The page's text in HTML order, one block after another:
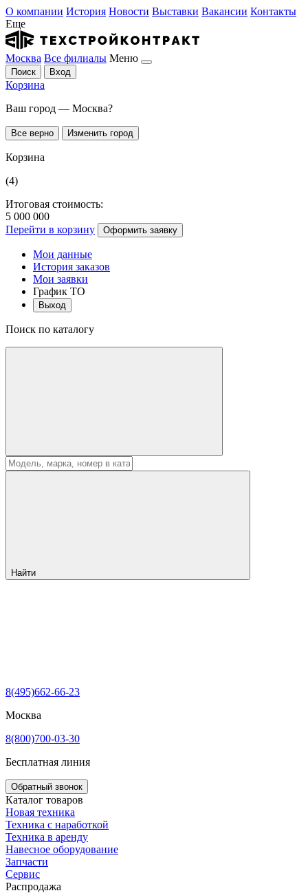
О компании История Новости Выставки Вакансии Контакты
Еще
Москва Все филиалы Меню
Поиск Вход
Корзина
Ваш город — Москва?
Все верно Изменить город
Корзина
(4)
Итоговая стоимость:
5 000 000
Перейти в корзину
Оформить заявку
Мои данные
История заказов
Мои заявки
График ТО
Выход
Поиск по каталогу
Найти
8(495)662-66-23
Москва
8(800)700-03-30
Бесплатная линия
Обратный звонок
Каталог товаров
Новая техника
Техника с наработкой
Техника в аренду
Навесное оборудование
Запчасти
Сервис
Распродажа